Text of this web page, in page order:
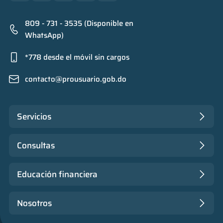
809 - 731 - 3535 (Disponible en
WhatsApp)
*778 desde el móvil sin cargos
contacto@prousuario.gob.do
Servicios
Consultas
Educación financiera
Nosotros